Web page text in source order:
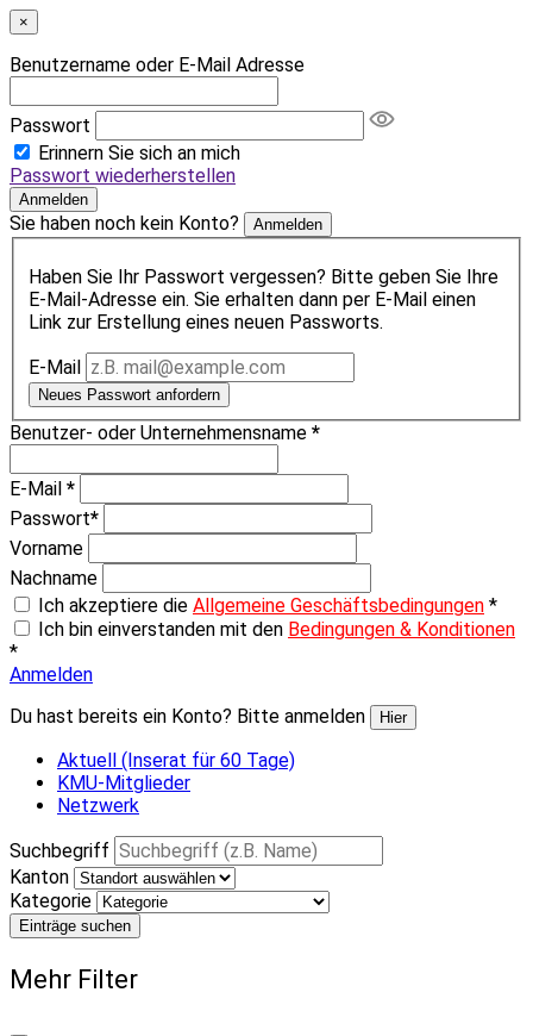
×
Benutzername oder E-Mail Adresse
Passwort
Erinnern Sie sich an mich
Passwort wiederherstellen
Anmelden
Sie haben noch kein Konto? Anmelden
Haben Sie Ihr Passwort vergessen? Bitte geben Sie Ihre
E-Mail-Adresse ein. Sie erhalten dann per E-Mail einen
Link zur Erstellung eines neuen Passworts.
E-Mail
Neues Passwort anfordern
Benutzer- oder Unternehmensname *
E-Mail *
Passwort*
Vorname
Nachname
Ich akzeptiere die Allgemeine Geschäftsbedingungen *
Ich bin einverstanden mit den Bedingungen & Konditionen
*
Anmelden
Du hast bereits ein Konto? Bitte anmelden
Hier
Aktuell (Inserat für 60 Tage)
KMU-Mitglieder
Netzwerk
Suchbegriff
Kanton
Kategorie
Einträge suchen
Mehr Filter